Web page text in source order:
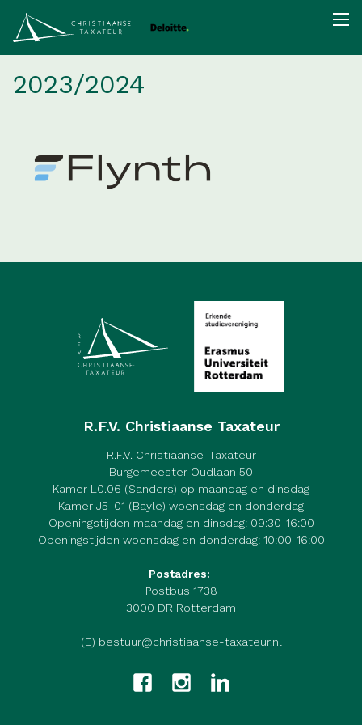
2023/2024
R.F.V. Christiaanse Taxateur
R.F.V. Christiaanse-Taxateur
Burgemeester Oudlaan 50
Kamer L0.06 (Sanders) op maandag en dinsdag
Kamer J5-01 (Bayle) woensdag en donderdag
Openingstijden maandag en dinsdag: 09:30-16:00
Openingstijden woensdag en donderdag: 10:00-16:00
Postadres:
Postbus 1738
3000 DR Rotterdam
(E) bestuur@christiaanse-taxateur.nl